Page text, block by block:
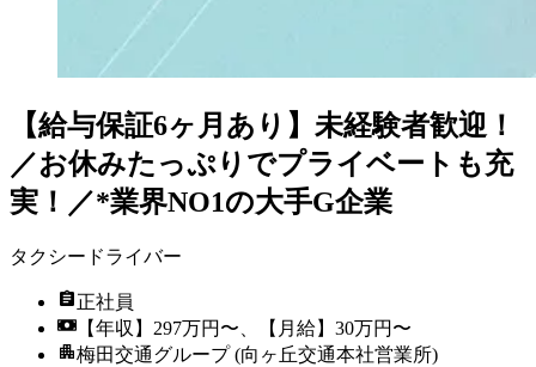
【給与保証6ヶ月あり】未経験者歓迎！
／お休みたっぷりでプライベートも充
実！／*業界NO1の大手G企業
タクシードライバー
正社員
【年収】297万円〜、【月給】30万円〜
梅田交通グループ (向ヶ丘交通本社営業所)